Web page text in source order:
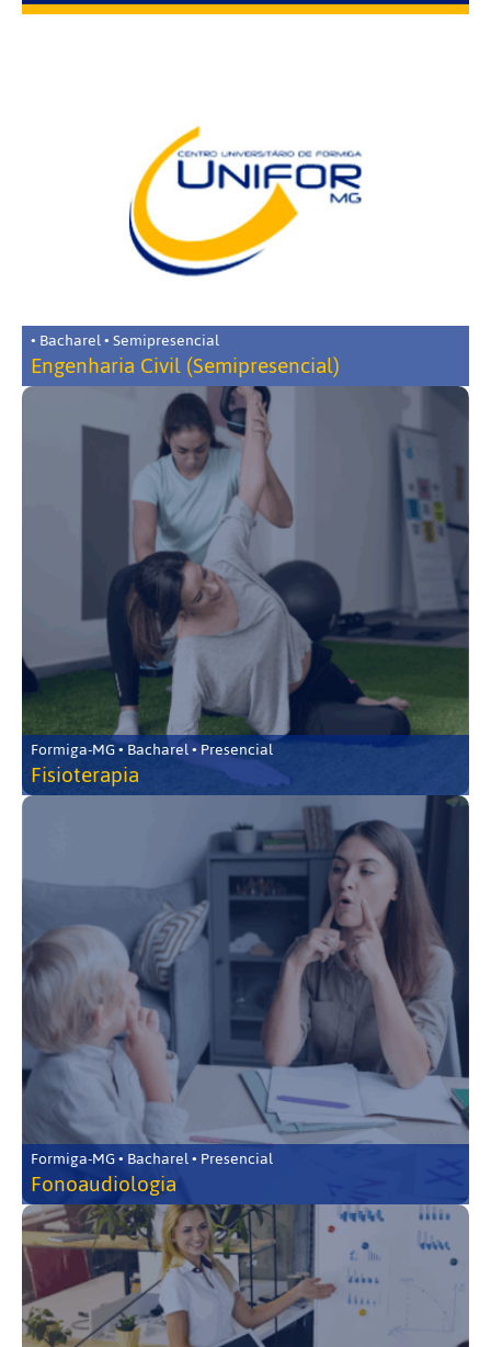
• Bacharel • Semipresencial
Engenharia Civil (Semipresencial)
Formiga-MG • Bacharel • Presencial
Fisioterapia
Formiga-MG • Bacharel • Presencial
Fonoaudiologia